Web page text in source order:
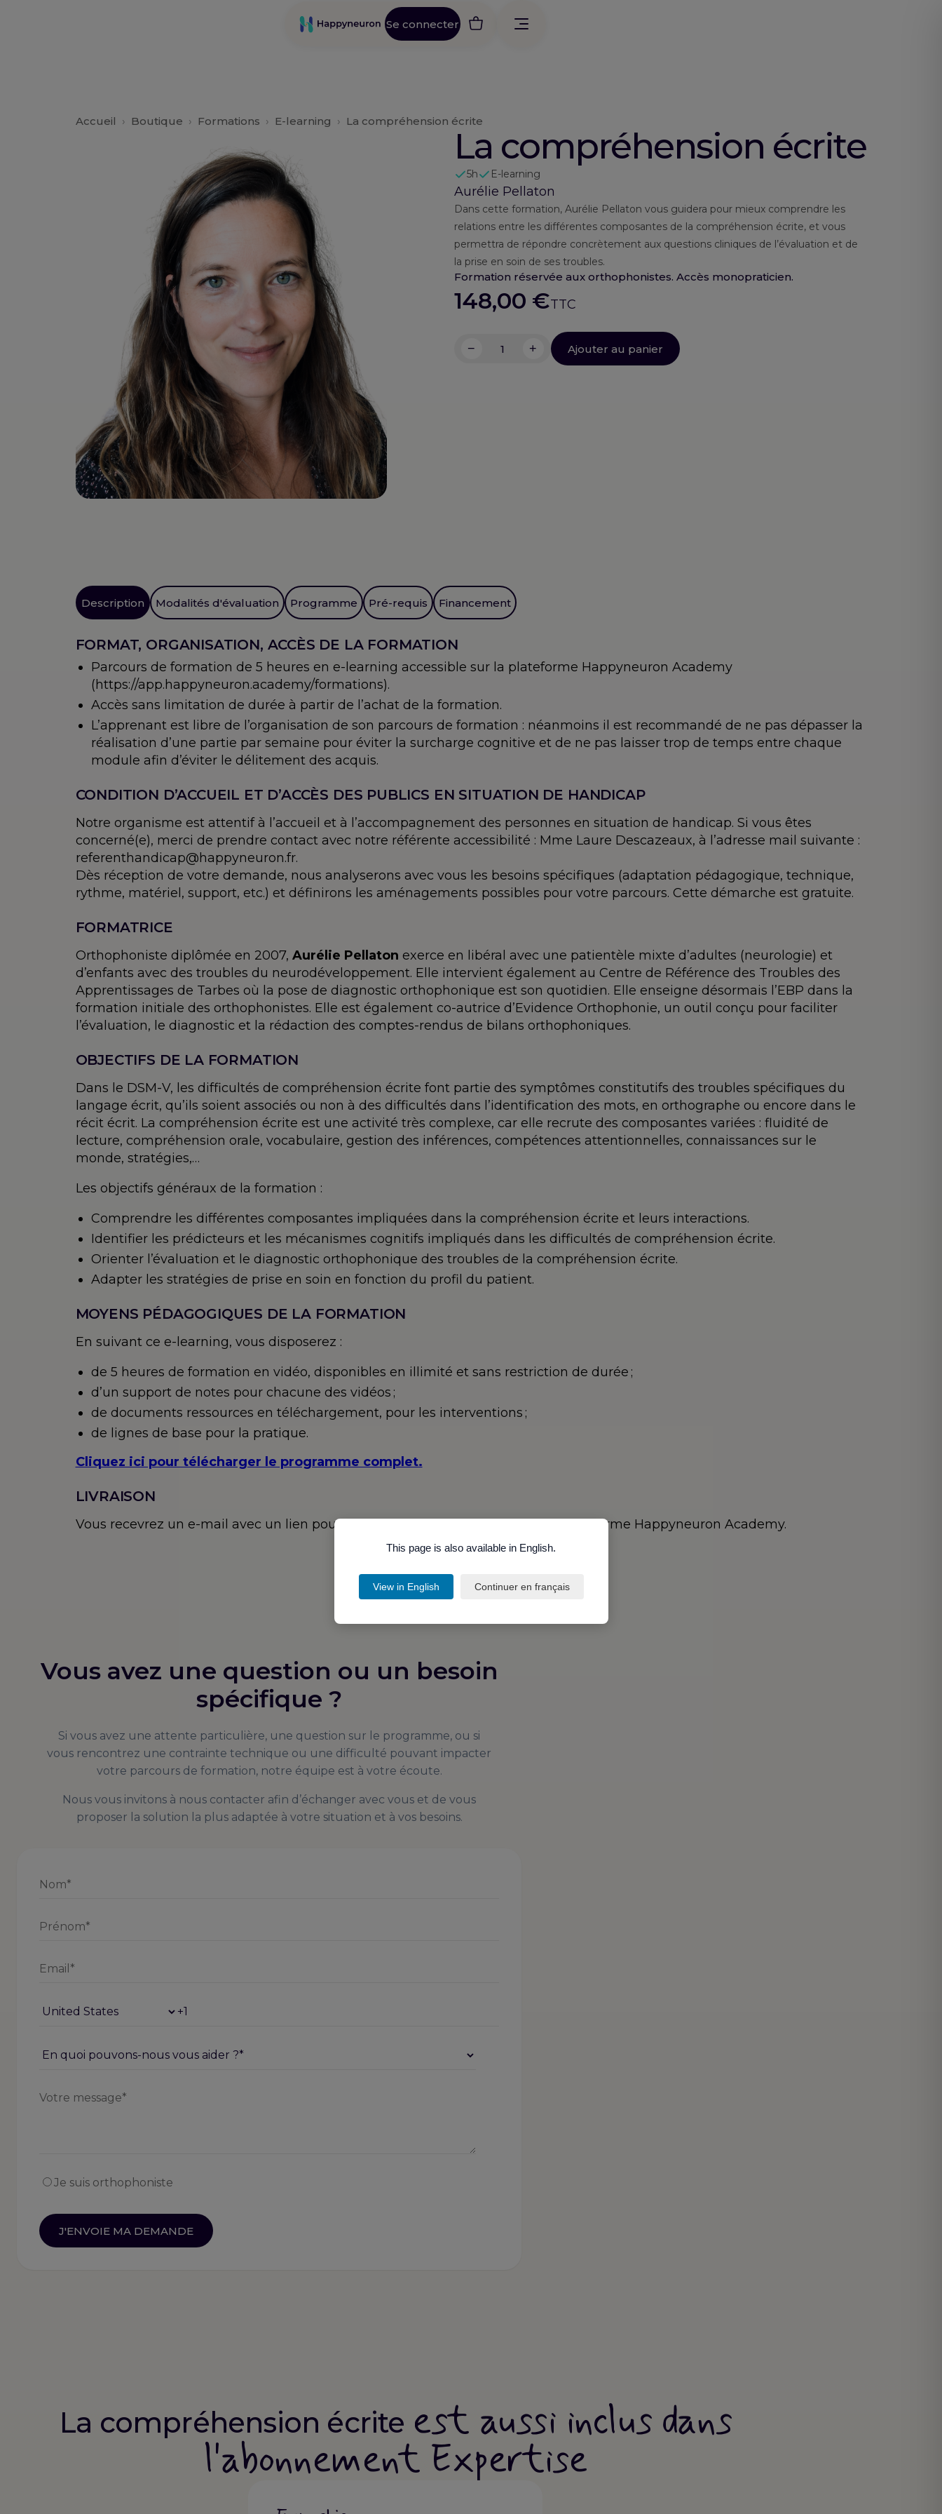
Se connecter
Accueil › Boutique › Formations › E-learning › La compréhension écrite
La compréhension écrite
5h E-learning
Aurélie Pellaton
Dans cette formation, Aurélie Pellaton vous guidera pour mieux comprendre les
relations entre les différentes composantes de la compréhension écrite, et vous
permettra de répondre concrètement aux questions cliniques de l’évaluation et de
la prise en soin de ses troubles.
Formation réservée aux orthophonistes. Accès monopraticien.
148,00 €TTC
quantité
− + Ajouter au panier
Description Modalités d'évaluation Programme Pré-requis Financement
FORMAT, ORGANISATION, ACCÈS DE LA FORMATION
Parcours de formation de 5 heures en e-learning accessible sur la plateforme Happyneuron Academy
(https://app.happyneuron.academy/formations).
Accès sans limitation de durée à partir de l’achat de la formation.
L’apprenant est libre de l’organisation de son parcours de formation : néanmoins il est recommandé de ne pas dépasser la
réalisation d’une partie par semaine pour éviter la surcharge cognitive et de ne pas laisser trop de temps entre chaque
module afin d’éviter le délitement des acquis.
CONDITION D’ACCUEIL ET D’ACCÈS DES PUBLICS EN SITUATION DE HANDICAP
Notre organisme est attentif à l’accueil et à l’accompagnement des personnes en situation de handicap. Si vous êtes
concerné(e), merci de prendre contact avec notre référente accessibilité : Mme Laure Descazeaux, à l’adresse mail suivante :
referenthandicap@happyneuron.fr.
Dès réception de votre demande, nous analyserons avec vous les besoins spécifiques (adaptation pédagogique, technique,
rythme, matériel, support, etc.) et définirons les aménagements possibles pour votre parcours. Cette démarche est gratuite.
FORMATRICE
Orthophoniste diplômée en 2007, Aurélie Pellaton exerce en libéral avec une patientèle mixte d’adultes (neurologie) et
d’enfants avec des troubles du neurodéveloppement. Elle intervient également au Centre de Référence des Troubles des
Apprentissages de Tarbes où la pose de diagnostic orthophonique est son quotidien. Elle enseigne désormais l’EBP dans la
formation initiale des orthophonistes. Elle est également co-autrice d’Evidence Orthophonie, un outil conçu pour faciliter
l’évaluation, le diagnostic et la rédaction des comptes-rendus de bilans orthophoniques.
OBJECTIFS DE LA FORMATION
Dans le DSM-V, les difficultés de compréhension écrite font partie des symptômes constitutifs des troubles spécifiques du
langage écrit, qu’ils soient associés ou non à des difficultés dans l’identification des mots, en orthographe ou encore dans le
récit écrit. La compréhension écrite est une activité très complexe, car elle recrute des composantes variées : fluidité de
lecture, compréhension orale, vocabulaire, gestion des inférences, compétences attentionnelles, connaissances sur le
monde, stratégies,…
Les objectifs généraux de la formation :
Comprendre les différentes composantes impliquées dans la compréhension écrite et leurs interactions.
Identifier les prédicteurs et les mécanismes cognitifs impliqués dans les difficultés de compréhension écrite.
Orienter l’évaluation et le diagnostic orthophonique des troubles de la compréhension écrite.
Adapter les stratégies de prise en soin en fonction du profil du patient.
MOYENS PÉDAGOGIQUES DE LA FORMATION
En suivant ce e-learning, vous disposerez :
de 5 heures de formation en vidéo, disponibles en illimité et sans restriction de durée ;
d’un support de notes pour chacune des vidéos ;
de documents ressources en téléchargement, pour les interventions ;
de lignes de base pour la pratique.
Cliquez ici pour télécharger le programme complet.
LIVRAISON
Vous recevrez un e-mail avec un lien pour accéder à cette formation dans la plateforme Happyneuron Academy.
Vous avez une question ou un besoin
spécifique ?
Si vous avez une attente particulière, une question sur le programme, ou si
vous rencontrez une contrainte technique ou une difficulté pouvant impacter
votre parcours de formation, notre équipe est à votre écoute.
Nous vous invitons à nous contacter afin d’échanger avec vous et de vous
proposer la solution la plus adaptée à votre situation et à vos besoins.
Je suis orthophoniste
La compréhension écrite est aussi inclus dans
l'abonnement Expertise
This page is also available in English.
View in English Continuer en français